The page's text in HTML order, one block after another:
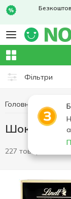
Фільтри
Головна
Шоколад в
227 товарів